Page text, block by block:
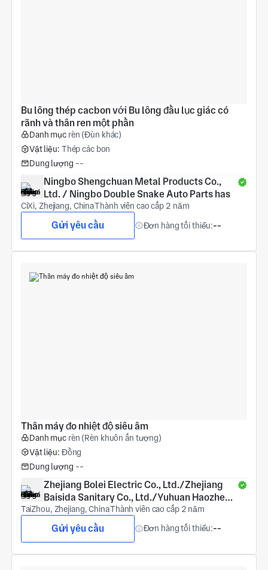
Bu lông thép cacbon với Bu lông đầu lục giác có
rãnh và thân ren một phần
Danh mục rèn (Đùn khác)
Vật liệu: Thép các bon
Dung lượng --
Ningbo Shengchuan Metal Products Co.,
Ltd. / Ningbo Double Snake Auto Parts has
CiXi, Zhejiang, ChinaThành viên cao cấp 2 năm
Gửi yêu cầu Đơn hàng tối thiểu:--
Thân máy đo nhiệt độ siêu âm
Danh mục rèn (Rèn khuôn ấn tượng)
Vật liệu: Đồng
Dung lượng --
Zhejiang Bolei Electric Co., Ltd./Zhejiang
Baisida Sanitary Co., Ltd./Yuhuan Haozheng
COPPER Products Co., Ltd.
TaiZhou, Zhejiang, ChinaThành viên cao cấp 2 năm
Gửi yêu cầu Đơn hàng tối thiểu:--